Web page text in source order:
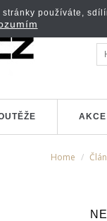
AKCE
Home
používáte,